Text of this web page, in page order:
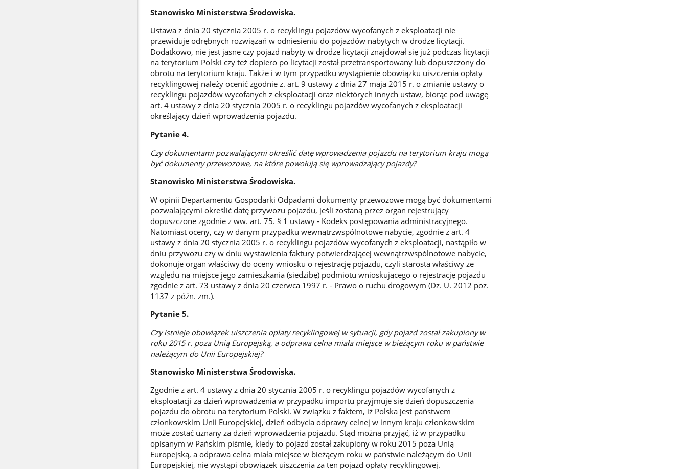
Stanowisko Ministerstwa Środowiska.
Ustawa z dnia 20 stycznia 2005 r. o recyklingu pojazdów wycofanych z eksploatacji nie
przewiduje odrębnych rozwiązań w odniesieniu do pojazdów nabytych w drodze licytacji.
Dodatkowo, nie jest jasne czy pojazd nabyty w drodze licytacji znajdował się już podczas licytacji
na terytorium Polski czy też dopiero po licytacji został przetransportowany lub dopuszczony do
obrotu na terytorium kraju. Także i w tym przypadku wystąpienie obowiązku uiszczenia opłaty
recyklingowej należy ocenić zgodnie z. art. 9 ustawy z dnia 27 maja 2015 r. o zmianie ustawy o
recyklingu pojazdów wycofanych z eksploatacji oraz niektórych innych ustaw, biorąc pod uwagę
art. 4 ustawy z dnia 20 stycznia 2005 r. o recyklingu pojazdów wycofanych z eksploatacji
określający dzień wprowadzenia pojazdu.
Pytanie 4.
Czy dokumentami pozwalającymi określić datę wprowadzenia pojazdu na terytorium kraju mogą
być dokumenty przewozowe, na które powołują się wprowadzający pojazdy?
Stanowisko Ministerstwa Środowiska.
W opinii Departamentu Gospodarki Odpadami dokumenty przewozowe mogą być dokumentami
pozwalającymi określić datę przywozu pojazdu, jeśli zostaną przez organ rejestrujący
dopuszczone zgodnie z ww. art. 75. § 1 ustawy - Kodeks postępowania administracyjnego.
Natomiast oceny, czy w danym przypadku wewnątrzwspólnotowe nabycie, zgodnie z art. 4
ustawy z dnia 20 stycznia 2005 r. o recyklingu pojazdów wycofanych z eksploatacji, nastąpiło w
dniu przywozu czy w dniu wystawienia faktury potwierdzającej wewnątrzwspólnotowe nabycie,
dokonuje organ właściwy do oceny wniosku o rejestrację pojazdu, czyli starosta właściwy ze
względu na miejsce jego zamieszkania (siedzibę) podmiotu wnioskującego o rejestrację pojazdu
zgodnie z art. 73 ustawy z dnia 20 czerwca 1997 r. - Prawo o ruchu drogowym (Dz. U. 2012 poz.
1137 z późn. zm.).
Pytanie 5.
Czy istnieje obowiązek uiszczenia opłaty recyklingowej w sytuacji, gdy pojazd został zakupiony w
roku 2015 r. poza Unią Europejską, a odprawa celna miała miejsce w bieżącym roku w państwie
należącym do Unii Europejskiej?
Stanowisko Ministerstwa Środowiska.
Zgodnie z art. 4 ustawy z dnia 20 stycznia 2005 r. o recyklingu pojazdów wycofanych z
eksploatacji za dzień wprowadzenia w przypadku importu przyjmuje się dzień dopuszczenia
pojazdu do obrotu na terytorium Polski. W związku z faktem, iż Polska jest państwem
członkowskim Unii Europejskiej, dzień odbycia odprawy celnej w innym kraju członkowskim
może zostać uznany za dzień wprowadzenia pojazdu. Stąd można przyjąć, iż w przypadku
opisanym w Pańskim piśmie, kiedy to pojazd został zakupiony w roku 2015 poza Unią
Europejską, a odprawa celna miała miejsce w bieżącym roku w państwie należącym do Unii
Europejskiej, nie wystąpi obowiązek uiszczenia za ten pojazd opłaty recyklingowej.